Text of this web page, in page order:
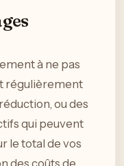
à ne pas
régulièrement
ou des
qui peuvent
le total de vos
des coûts de